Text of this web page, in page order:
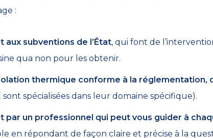
:
aux subventions de l’État, qui font de
qua non pour les obtenir.
thermique conforme à la
sont spécialisées dans leur domaine spécifique).
par un professionnel qui peut vous guider à
en répondant de façon claire et précise à la